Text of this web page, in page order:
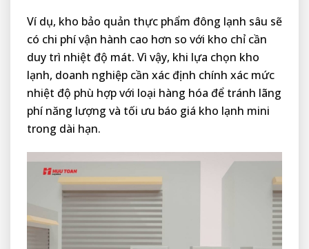
Ví dụ, kho bảo quản thực phẩm đông lạnh sâu sẽ
có chi phí vận hành cao hơn so với kho chỉ cần
duy trì nhiệt độ mát. Vì vậy, khi lựa chọn kho
lạnh, doanh nghiệp cần xác định chính xác mức
nhiệt độ phù hợp với loại hàng hóa để tránh lãng
phí năng lượng và tối ưu báo giá kho lạnh mini
trong dài hạn.